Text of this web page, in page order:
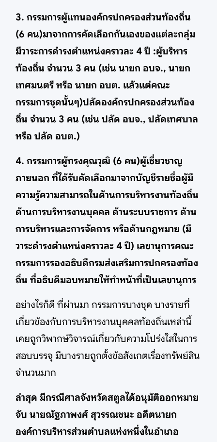
3. กรรมการผู้แทนองค์กรปกครองส่วนท้องถิ่น
(6 คน)มาจากการคัดเลือกกันเองของแต่ละกลุ่ม
มีวาระการดำรงตำแหน่งคราวละ 4 ปี :ผู้บริหาร
ท้องถิ่น จำนวน 3 คน (เช่น นายก อบจ., นายก
เทศมนตรี หรือ นายก อบต. แล้วแต่คณะ
กรรมการชุดนั้นๆ)ปลัดองค์กรปกครองส่วนท้อง
ถิ่น จำนวน 3 คน (เช่น ปลัด อบจ., ปลัดเทศบาล
หรือ ปลัด อบต.)
4. กรรมการผู้ทรงคุณวุฒิ (6 คน)ผู้เชี่ยวชาญ
ภายนอก ที่ได้รับคัดเลือกมาจากบัญชีรายชื่อผู้มี
ความรู้ความสามารถในด้านการบริหารงานท้องถิ่น
ด้านการบริหารงานบุคคล ด้านระบบราชการ ด้าน
การบริหารและการจัดการ หรือด้านกฎหมาย (มี
วาระดำรงตำแหน่งคราวละ 4 ปี) เลขานุการคณะ
กรรมการรองอธิบดีกรมส่งเสริมการปกครองท้อง
ถิ่น ที่อธิบดีมอบหมายให้ทำหน้าที่เป็นเลขานุการ
อย่างไรก็ดี ที่ผ่านมา กรรมการบางชุด บางรายที่
เกี่ยวข้องกับการบริหารงานบุคคลท้องถิ่นเหล่านี้
เคยถูกวิพากษ์วิจารณ์เกี่ยวกับความโปร่งใสในการ
สอบบรรจุ มีบางรายถูกตั้งข้อสังเกตเรื่องทรัพย์สิน
จำนวนมาก
ล่าสุด มีกรณีศาลจังหวัดสตูลได้อนุมัติออกหมาย
จับ นายณัฐภาพงศ์ สุวรรณชนะ อดีตนายก
องค์การบริหารส่วนตำบลแห่งหนึ่งในอำเภอ